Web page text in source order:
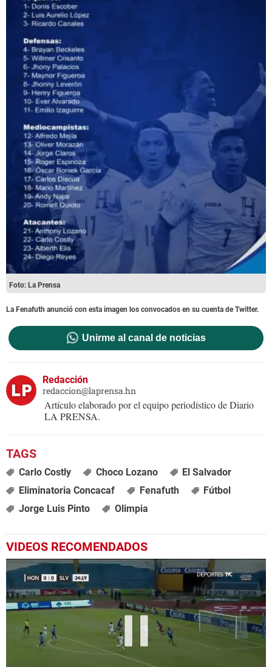
Foto: La Prensa
La Fenafuth anunció con esta imagen los convocados en su cuenta de Twitter.
Unirme al canal de noticias
Redacción
redaccion@laprensa.hn
Artículo elaborado por el equipo periodístico de Diario
LA PRENSA.
Carlo Costly Choco Lozano
El Salvador
Eliminatoria Concacaf
Fenafuth
Fútbol
Jorge Luis Pinto
Olimpia
VIDEOS RECOMENDADOS